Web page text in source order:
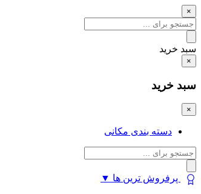
×
سبد خرید
×
سبد خرید
×
دسته بندی مکانی
پرفروش ترین ها ▼